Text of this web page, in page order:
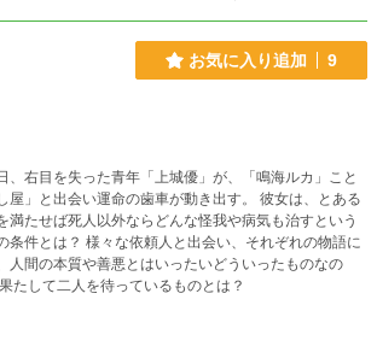
お気に入り追加 9
、右目を失った青年「上城優」が、「鳴海ルカ」こと
し屋」と出会い運命の歯車が動き出す。 彼女は、とある
満たせば死人以外ならどんな怪我や病気も治すという
条件とは？ 様々な依頼人と出会い、それぞれの物語に
人間の本質や善悪とはいったいどういったものなの
たして二人を待っているものとは？